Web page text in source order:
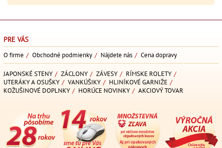
PRE VÁS
O firme / Obchodné podmienky / Nájdete nás / Cena dopravy
JAPONSKÉ STENY / ZÁCLONY / ZÁVESY / RÍMSKE ROLETY /
UTERÁKY A OSUŠKY / VANKÚŠIKY / HLINÍKOVÉ GARNIŽE /
KOŽUŠINOVÉ DOPLNKY / HORÚCE NOVINKY / AKCIOVÝ TOVAR